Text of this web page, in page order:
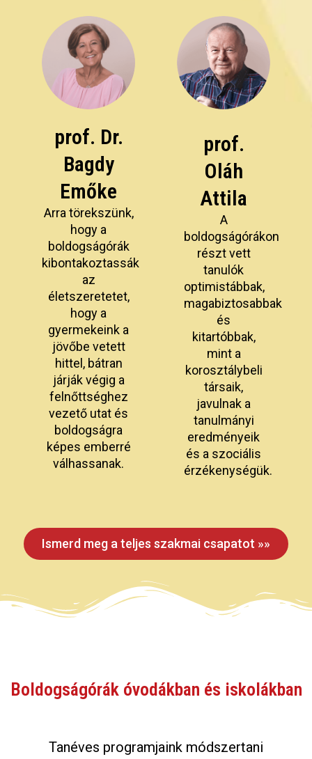
prof. Dr.
Bagdy
Emőke
Arra törekszünk,
hogy a
boldogságórák
kibontakoztassák
az
életszeretetet,
hogy a
gyermekeink a
jövőbe vetett
hittel, bátran
járják végig a
felnőttséghez
vezető utat és
boldogságra
képes emberré
válhassanak.
prof.
Oláh
Attila
A
boldogságórákon
részt vett
tanulók
optimistábbak,
magabiztosabbak
és
kitartóbbak,
mint a
korosztálybeli
társaik,
javulnak a
tanulmányi
eredményeik
és a szociális
érzékenységük.
Ismerd meg a teljes szakmai csapatot »»
Boldogságórák óvodákban és iskolákban
Tanéves programjaink módszertani